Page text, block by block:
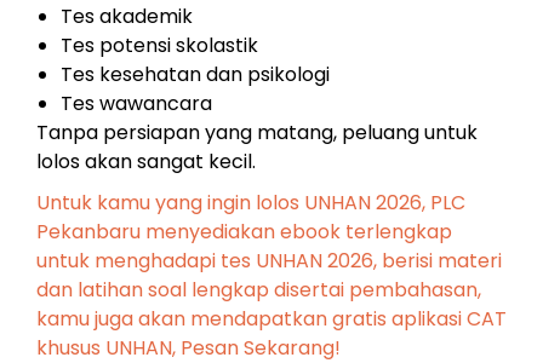
Tes akademik
Tes potensi skolastik
Tes kesehatan dan psikologi
Tes wawancara
Tanpa persiapan yang matang, peluang untuk
lolos akan sangat kecil.
Untuk kamu yang ingin lolos UNHAN 2026, PLC
Pekanbaru menyediakan ebook terlengkap
untuk menghadapi tes UNHAN 2026, berisi materi
dan latihan soal lengkap disertai pembahasan,
kamu juga akan mendapatkan gratis aplikasi CAT
khusus UNHAN, Pesan Sekarang!